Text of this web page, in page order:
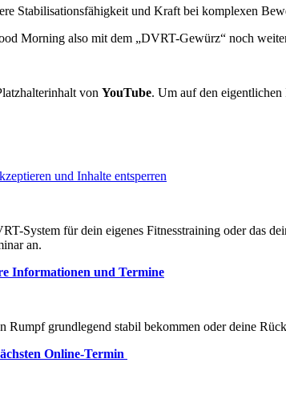
Stabilisationsfähigkeit und Kraft bei komplexen
Morning also mit dem „DVRT-Gewürz“ noch
von YouTube. Um auf den
und Inhalte entsperren
System für dein eigenes Fitnesstraining oder das
an.
Informationen und Termine
Rumpf grundlegend stabil bekommen oder deine
Online-Termin